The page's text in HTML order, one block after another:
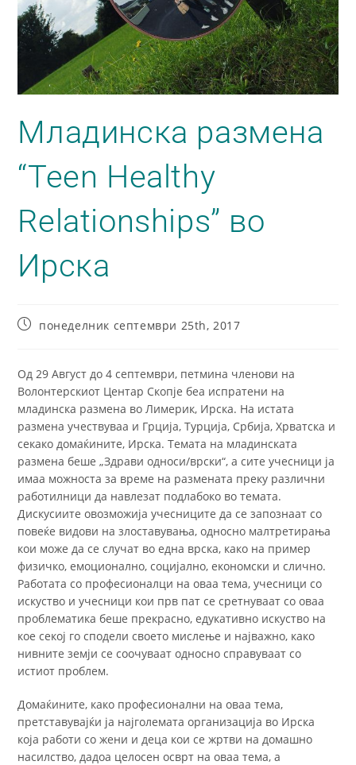
Младинска размена
“Teen Healthy
Relationships” во
Ирска
понеделник септември 25th, 2017
Од 29 Август до 4 септември, петмина членови на
Волонтерскиот Центар Скопје беа испратени на
младинска размена во Лимерик, Ирска. На истата
размена учествуваа и Грција, Турција, Србија, Хрватска и
секако домаќините, Ирска. Темата на младинската
размена беше „Здрави односи/врски“, а сите учесници ја
имаа можноста за време на размената преку различни
работилници да навлезат подлабоко во темата.
Дискусиите овозможија учесниците да се запознаат со
повеќе видови на злоставувања, односно малтретирања
кои може да се случат во една врска, како на пример
физичко, емоционално, социјално, економски и слично.
Работата со професионалци на оваа тема, учесници со
искуство и учесници кои прв пат се сретнуваат со оваа
проблематика беше прекрасно, едукативно искуство на
кое секој го сподели своето мислење и најважно, како
нивните земји се соочуваат односно справуваат со
истиот проблем.
Домаќините, како професионални на оваа тема,
претставувајќи ја најголемата организација во Ирска
која работи со жени и деца кои се жртви на домашно
насилство, дадоа целосен осврт на оваа тема, а